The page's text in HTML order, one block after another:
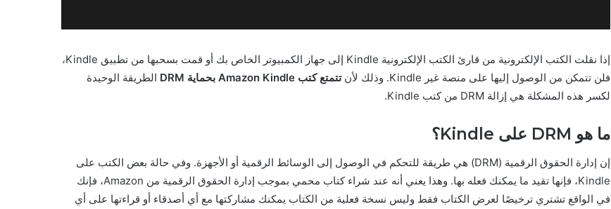
إذا نقلت الكتب الإلكترونية من قارئ الكتب الإلكترونية Kindle إلى جهاز الكمبيوتر الخاص بك أو قمت بسحبها من تطبيق Kindle،
فلن تتمكن من الوصول إليها على منصة غير Kindle. وذلك لأن
تتمتع كتب Amazon Kindle بحماية DRM
الطريقة الوحيدة
لكسر هذه المشكلة هي إزالة DRM من كتب Kindle.
ما هو DRM على Kindle؟
إن إدارة الحقوق الرقمية (DRM) هي طريقة للتحكم في الوصول إلى الوسائط الرقمية أو الأجهزة. وفي حالة بعض الكتب على
Kindle، فإنها تقيد ما يمكنك فعله بها. وهذا يعني أنه عند شراء كتاب محمي بموجب إدارة الحقوق الرقمية من Amazon، فإنك
في الواقع تشتري ترخيصًا لعرض الكتاب فقط وليس نسخة فعلية من الكتاب يمكنك مشاركتها مع أي أصدقاء أو قراءتها على أي